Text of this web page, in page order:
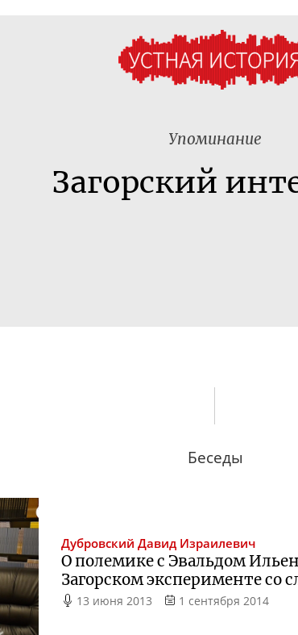
Упоминание
Загорский
Беседы
Дубровский Давид Израилевич
О полемике с Эвальдом
Загорском эксперименте со
13 июня 2013 1 сентября 2014